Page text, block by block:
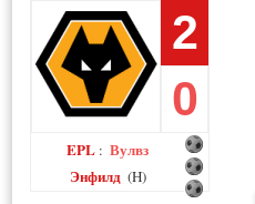
2
0
EPL : Вулвз
Энфилд (H)